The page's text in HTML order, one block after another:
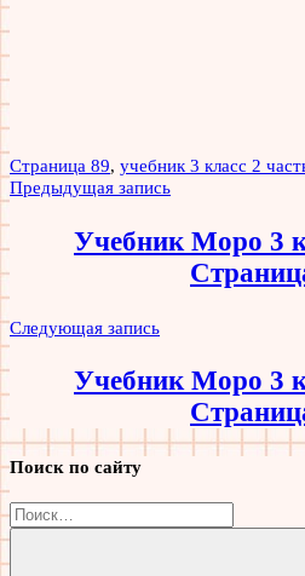
Страница 89, учебник 3 класс 2
Навигация
по
записям
Предыдущая запись
Учебник Моро 3
Следующая запись
Учебник Моро 3
Поиск по сайту
Найти: